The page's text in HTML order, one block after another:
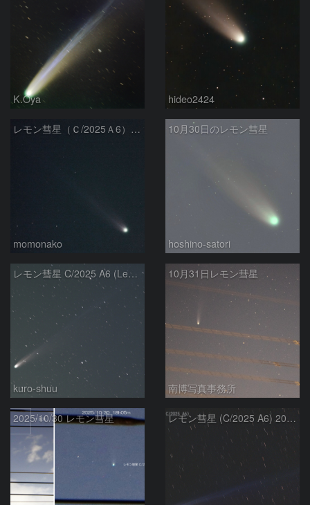
K.Oya hideo2424
レモン彗星（Ｃ/2025Ａ6） 251030
momonako
10月30日のレモン彗星
hoshino-satori
レモン彗星 C/2025 A6 (Lemmon) (2025/10/27)
kuro-shuu
10月31日レモン彗星
南博写真事務所
2025/10/30 レモン彗星 レモン彗星 (C/2025 A6) 2025.10.30